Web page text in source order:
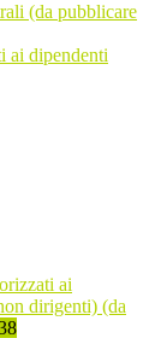
(da pubblicare
ai dipendenti
ai
dirigenti) (da